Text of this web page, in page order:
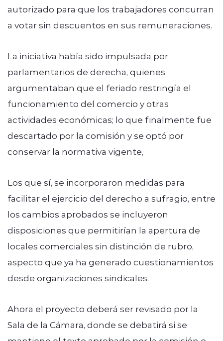
autorizado para que los trabajadores concurran
a votar sin descuentos en sus remuneraciones.
La iniciativa había sido impulsada por
parlamentarios de derecha, quienes
argumentaban que el feriado restringía el
funcionamiento del comercio y otras
actividades económicas; lo que finalmente fue
descartado por la comisión y se optó por
conservar la normativa vigente,
Los que sí, se incorporaron medidas para
facilitar el ejercicio del derecho a sufragio, entre
los cambios aprobados se incluyeron
disposiciones que permitirían la apertura de
locales comerciales sin distinción de rubro,
aspecto que ya ha generado cuestionamientos
desde organizaciones sindicales.
Ahora el proyecto deberá ser revisado por la
Sala de la Cámara, donde se debatirá si se